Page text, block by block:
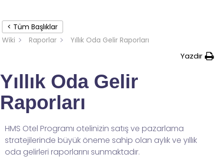
< Tüm Başlıklar
Wiki
Raporlar Yıllık Oda Gelir Raporları
Yazdır
Yıllık Oda Gelir
Raporları
HMS Otel Programı otelinizin satış ve pazarlama
stratejilerinde büyük öneme sahip olan aylık ve yıllık
oda gelirleri raporlarını sunmaktadır.